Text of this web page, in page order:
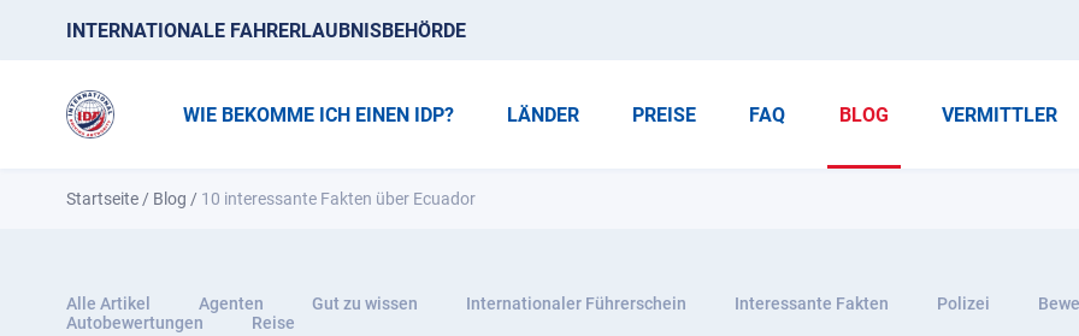
INTERNATIONALE FAHRERLAUBNISBEHÖRDE
WIE BEKOMME ICH EINEN IDP? LÄNDER PREISE FAQ BLOG VERMITTLER
Startseite / Blog / 10 interessante Fakten über Ecuador
Alle Artikel Agenten Gut zu wissen Internationaler Führerschein Interessante Fakten Polizei
Autobewertungen
Reise